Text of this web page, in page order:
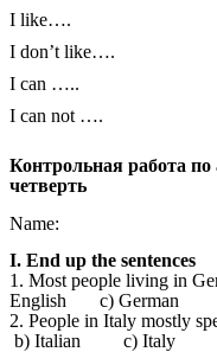
I like….
I don’t like….
I can …..
I can not ….
Контрольная работа
четверть
Name:
I. End up the sentences
1. Most people living
English c)
2. People in Italy
b) Italian c) Italy